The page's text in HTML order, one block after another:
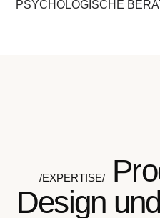
PSYCHOLOGISCHE
/EXPERTISE/
Design